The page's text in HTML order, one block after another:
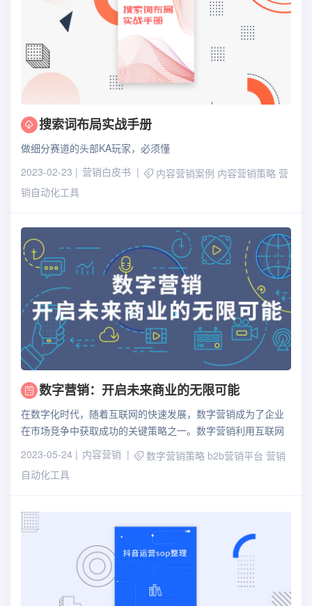
搜索词布局实战手册
做细分赛道的头部KA玩家，必须懂
2023-02-23
营销白皮书 内容营销案例 内容营销策略 营
销自动化工具
数字营销：开启未来商业的无限可能
在数字化时代，随着互联网的快速发展，数字营销成为了企业
在市场竞争中获取成功的关键策略之一。数字营销利用互联网
和数字技术，以推广产品和服务、吸引目标受众、建立品牌形
象为目标，为企业带来了巨大的商机和增长潜力。
2023-05-24 内容营销 数字营销策略 b2b营销平台 营销
自动化工具